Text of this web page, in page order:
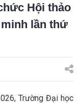
Hội thảo
lần thứ
Trường Đại học